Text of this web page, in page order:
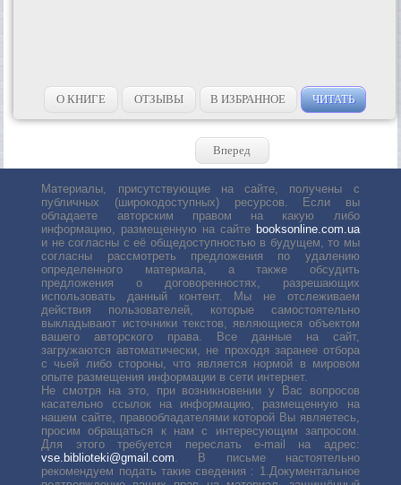
О КНИГЕ ОТЗЫВЫ В ИЗБРАННОЕ ЧИТАТЬ
Вперед
Материалы, присутствующие на сайте, получены с
публичных (широкодоступных) ресурсов. Если вы
обладаете авторским правом на какую либо
информацию, размещенную на сайте booksonline.com.ua
и не согласны с её общедоступностью в будущем, то мы
согласны рассмотреть предложения по удалению
определенного материала, а также обсудить
предложения о договоренностях, разрешающих
использовать данный контент. Мы не отслеживаем
действия пользователей, которые самостоятельно
выкладывают источники текстов, являющиеся объектом
вашего авторского права. Все данные на сайт,
загружаются автоматически, не проходя заранее отбора
с чьей либо стороны, что является нормой в мировом
опыте размещения информации в сети интернет.
Не смотря на это, при возникновении у Вас вопросов
касательно ссылок на информацию, размещенную на
нашем сайте, правообладателями которой Вы являетесь,
просим обращаться к нам с интересующим запросом.
Для этого требуется переслать е-mail на адрес:
vse.biblioteki@gmail.com . В письме настоятельно
рекомендуем подать такие сведения : 1.Документальное